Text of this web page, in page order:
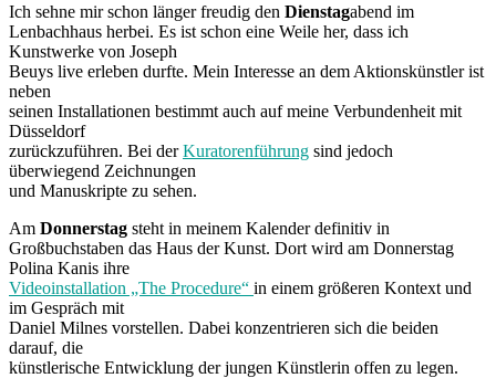
Ich sehne mir schon länger freudig den Dienstagabend im
Lenbachhaus herbei. Es ist schon eine Weile her, dass ich
Kunstwerke von Joseph
Beuys live erleben durfte. Mein Interesse an dem Aktionskünstler ist
neben
seinen Installationen bestimmt auch auf meine Verbundenheit mit
Düsseldorf
zurückzuführen. Bei derKuratorenführung sind jedoch
überwiegend Zeichnungen
und Manuskripte zu sehen.
Am Donnerstag steht in meinem Kalender definitiv in
Großbuchstaben das Haus der Kunst. Dort wird am Donnerstag
Polina Kanis ihre
Videoinstallation „The Procedure“ in einem größeren Kontext und
im Gespräch mit
Daniel Milnes vorstellen. Dabei konzentrieren sich die beiden
darauf, die
künstlerische Entwicklung der jungen Künstlerin offen zu legen.